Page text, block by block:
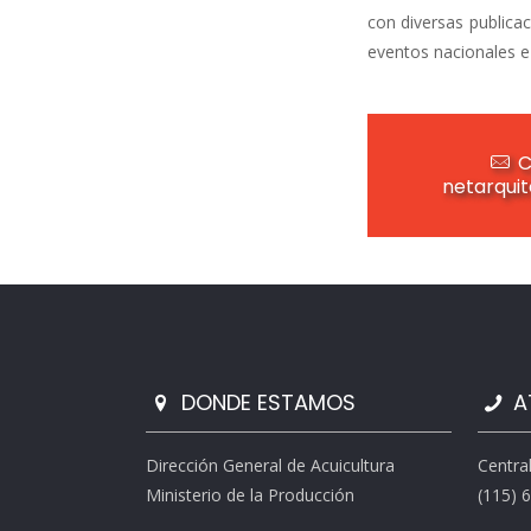
con diversas
eventos nacionales
DONDE ESTAMOS
Dirección General de Acuicultura
Ministerio de la Producción
(115)